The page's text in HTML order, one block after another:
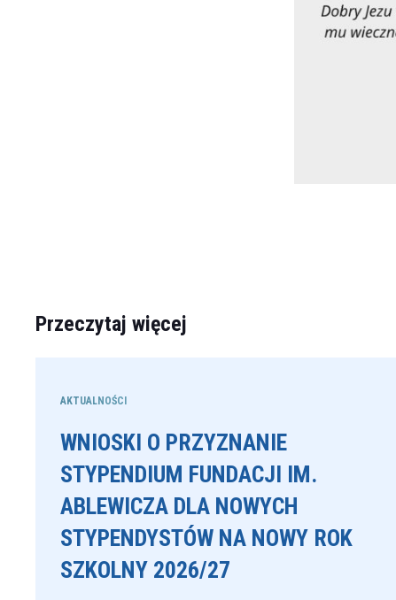
Przeczytaj więcej
AKTUALNOŚCI
WNIOSKI O PRZYZNANIE
STYPENDIUM FUNDACJI IM.
ABLEWICZA DLA NOWYCH
STYPENDYSTÓW NA NOWY ROK
SZKOLNY 2026/27